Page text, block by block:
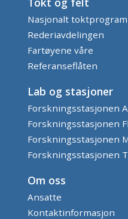
Nasjonalt toktprogram
Rederiavdelingen
Fartøyene våre
Referanseflåten
Lab og stasjoner
Forskningsstasjonen
Forskningsstasjonen
Forskningsstasjonen
Forskningsstasjonen
Om oss
Ansatte
Kontaktinformasjon